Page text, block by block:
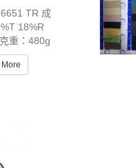
TR 成
18%R
重：480g